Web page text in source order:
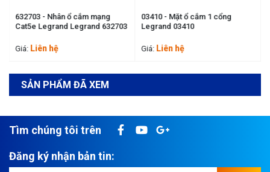
632703 - Nhân ổ cắm mạng
Cat5e Legrand Legrand 632703
Giá: Liên hệ
03410 - Mặt ổ cắm 1 cổng
Legrand 03410
Giá: Liên hệ
SẢN PHẨM ĐÃ XEM
Tìm chúng tôi trên
Đăng ký nhận bản tin: